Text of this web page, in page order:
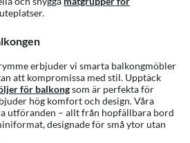
erbjuder vi smarta balkongmöbler
att kompromissa med stil. Upptäck
för balkongsom är perfekta för
hög komfort och design. Våra
utföranden – allt från hopfällbara bord
designade för små ytor utan